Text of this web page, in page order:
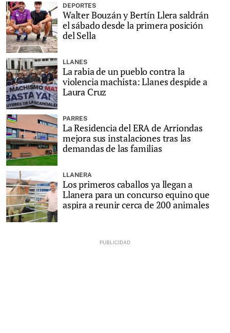
DEPORTES
Walter Bouzán y Bertín Llera saldrán
el sábado desde la primera posición
del Sella
LLANES
La rabia de un pueblo contra la
violencia machista: Llanes despide a
Laura Cruz
PARRES
La Residencia del ERA de Arriondas
mejora sus instalaciones tras las
demandas de las familias
LLANERA
Los primeros caballos ya llegan a
Llanera para un concurso equino que
aspira a reunir cerca de 200 animales